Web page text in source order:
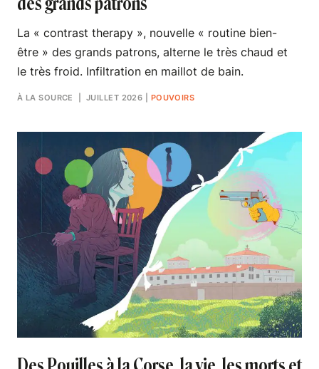
La « contrast therapy », nouvelle « routine bien-
être » des grands patrons, alterne le très chaud et
le très froid. Infiltration en maillot de bain.
À LA SOURCE | JUILLET 2026 POUVOIRS